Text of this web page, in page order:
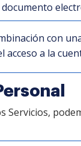
con
a la